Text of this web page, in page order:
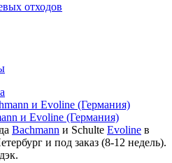
отходов
и Evoline (Германия)
Bachmann и Schulte Evoline в
и под заказ (8-12 недель).